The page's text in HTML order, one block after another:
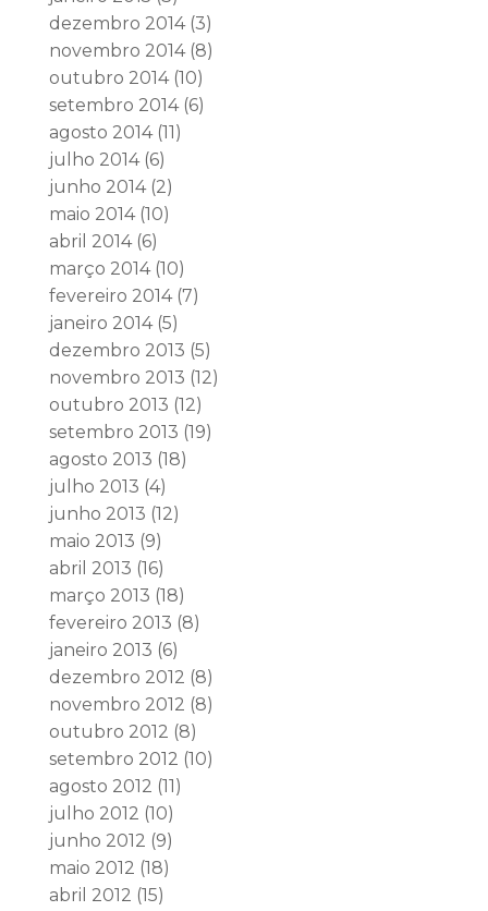
dezembro 2014(3)
novembro 2014(8)
outubro 2014(10)
setembro 2014(6)
agosto 2014(11)
julho 2014(6)
junho 2014(2)
maio 2014(10)
abril 2014(6)
março 2014(10)
fevereiro 2014(7)
janeiro 2014(5)
dezembro 2013 (5)
novembro 2013 (12)
outubro 2013 (12)
setembro 2013 (19)
agosto 2013 (18)
julho 2013 (4)
junho 2013 (12)
maio 2013 (9)
abril 2013 (16)
março 2013 (18)
fevereiro 2013 (8)
janeiro 2013 (6)
dezembro 2012 (8)
novembro 2012 (8)
outubro 2012 (8)
setembro 2012 (10)
agosto 2012 (11)
julho 2012 (10)
junho 2012 (9)
maio 2012 (18)
abril 2012 (15)